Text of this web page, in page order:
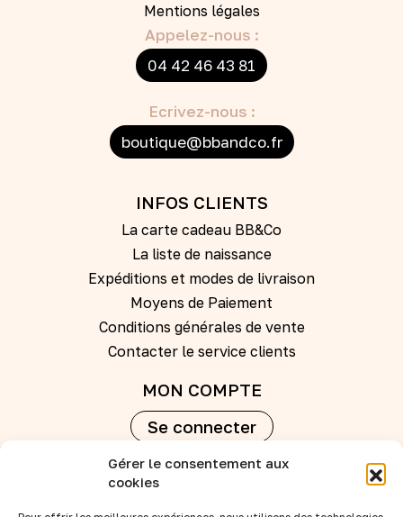
Gérer le consentement aux
cookies
Mentions légales
Appelez-nous :
04 42 46 43 81
Ecrivez-nous :
boutique@bbandco.fr
INFOS CLIENTS
La carte cadeau BB&Co
La liste de naissance
Expéditions et modes de livraison
Moyens de Paiement
Conditions générales de vente
Contacter le service clients
MON COMPTE
Se connecter